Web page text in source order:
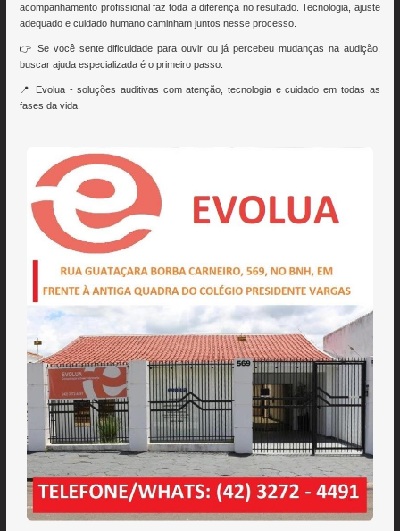
acompanhamento profissional faz toda a diferença no resultado. Tecnologia, ajuste
adequado e cuidado humano caminham juntos nesse processo.
👉 Se você sente dificuldade para ouvir ou já percebeu mudanças na audição,
buscar ajuda especializada é o primeiro passo.
📍 Evolua - soluções auditivas com atenção, tecnologia e cuidado em todas as
fases da vida.
--